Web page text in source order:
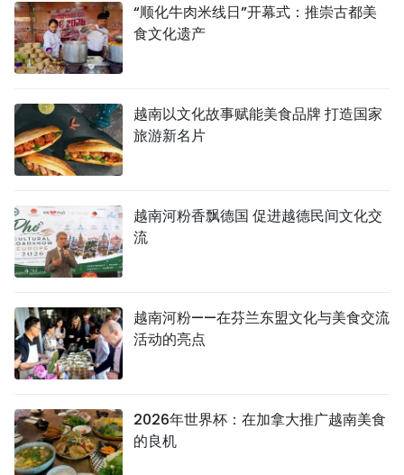
“顺化牛肉米线日”开幕式：推崇古都美
食文化遗产
越南以文化故事赋能美食品牌 打造国家
旅游新名片
越南河粉香飘德国 促进越德民间文化交
流
越南河粉——在芬兰东盟文化与美食交流
活动的亮点
2026年世界杯：在加拿大推广越南美食
的良机